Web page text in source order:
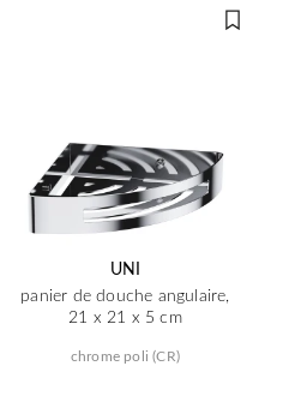
UNI
panier de douche angulaire,
21 x 21 x 5 cm
chrome poli (CR)